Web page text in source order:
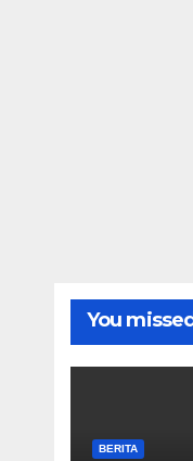
You missed
BERITA